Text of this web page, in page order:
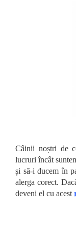
Câinii noștri de
lucruri încât
și să-i ducem în
alerga corect.
deveni el cu acest